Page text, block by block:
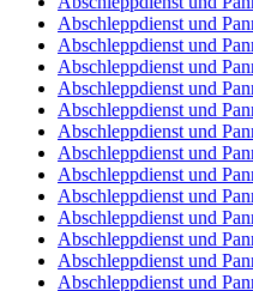
Abschleppdienst und
Abschleppdienst und
Abschleppdienst und
Abschleppdienst und
Abschleppdienst und
Abschleppdienst und
Abschleppdienst und
Abschleppdienst und
Abschleppdienst und
Abschleppdienst und
Abschleppdienst und
Abschleppdienst und
Abschleppdienst und